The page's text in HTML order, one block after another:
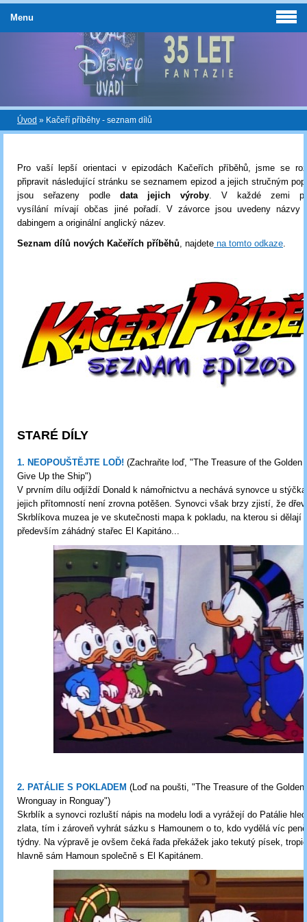
Úvod » Kačeří příběhy - seznam dílů
Pro vaší lepší orientaci v epizodách Kačeřích příběhů, jsme se
připravit následující stránku se seznamem epizod a jejich stručným
jsou seřazeny podle data jejich výroby. V každé zemi
vysílání mívají občas jiné pořadí. V závorce jsou uvedeny názvy
dabingem a originální anglický název.
Seznam dílů nových Kačeřích příběhů, najdete na tomto odkaze.
STARÉ DÍLY
1. NEOPOUŠTĚJTE LOĎ! (Zachraňte loď, "The Treasure of the Golden
Give Up the Ship")
V prvním dílu odjíždí Donald k námořnictvu a nechává synovce u
jejich přítomností není zrovna potěšen. Synovci však brzy zjistí, že
Skrblíkova muzea je ve skutečnosti mapa k pokladu, na kterou si dělají
především záhádný stařec El Kapitáno...
2. PATÁLIE S POKLADEM (Loď na poušti, "The Treasure of the Golden
Wronguay in Ronguay")
Skrblík a synovci rozluští nápis na modelu lodi a vyrážejí do Patálie
zlata, tím i zároveň vyhrát sázku s Hamounem o to, kdo vydělá víc
týdny. Na výpravě je ovšem čeká řada překážek jako tekutý písek,
hlavně sám Hamoun společně s El Kapitánem.
Menu